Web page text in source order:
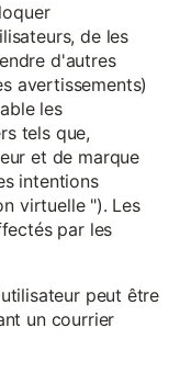
de les
d'autres
avertissements)
les
tels que,
et de marque
intentions
virtuelle "). Les
par les
peut être
un courrier